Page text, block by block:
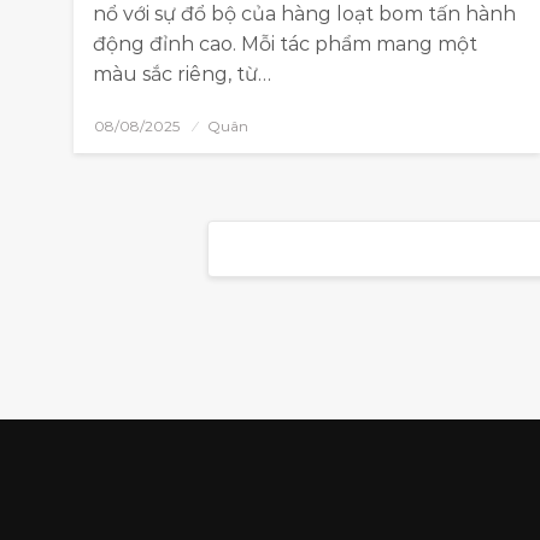
nổ với sự đổ bộ của hàng loạt bom tấn hành
động đỉnh cao. Mỗi tác phẩm mang một
màu sắc riêng, từ…
08/08/2025 Quân